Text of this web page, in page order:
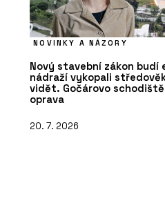
NOVINKY A NÁZORY
Nový stavební zákon budí
nádraží vykopali
vidět. Gočárovo
oprava
20. 7. 2026